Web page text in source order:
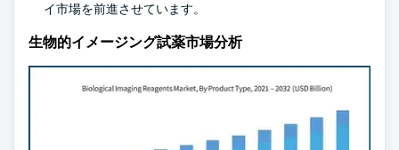
イ市場を前進させています。
生物的イメージング試薬市場分析